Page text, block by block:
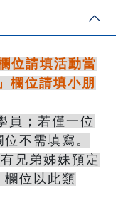
位請填活動當
欄位請填小朋
員；若僅一位
不需填寫。
兄弟姊妹預定
位以此類